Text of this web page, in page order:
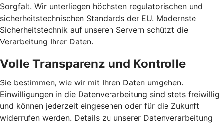
Sorgfalt. Wir unterliegen höchsten regulatorischen und
sicherheitstechnischen Standards der EU. Modernste
Sicherheitstechnik auf unseren Servern schützt die
Verarbeitung Ihrer Daten.
Volle Transparenz und Kontrolle
Sie bestimmen, wie wir mit Ihren Daten umgehen.
Einwilligungen in die Datenverarbeitung sind stets freiwillig
und können jederzeit eingesehen oder für die Zukunft
widerrufen werden. Details zu unserer Datenverarbeitung